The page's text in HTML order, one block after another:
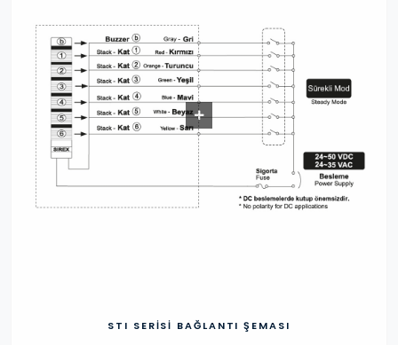
STI SERISI BAĞLANTI ŞEMASI